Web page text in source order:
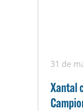
31 de
Xantal